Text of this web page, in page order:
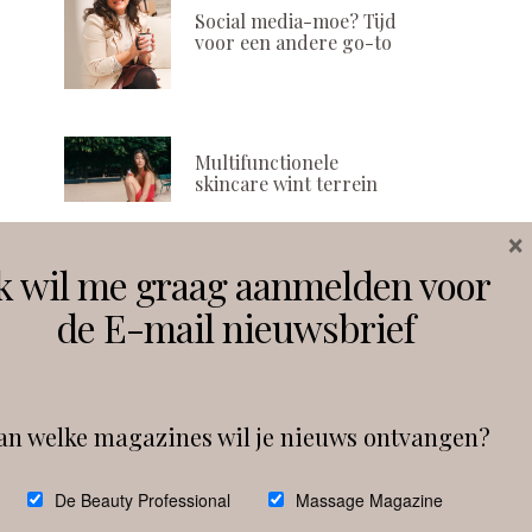
Social media-moe? Tijd
voor een andere go-to
Multifunctionele
skincare wint terrein
Volg ons
Follow on Instagram
wil me graag aanmelden voor
de E-mail nieuwsbrief
welke magazines wil je nieuws ontvangen?
De Beauty Professional Massage Magazine
×